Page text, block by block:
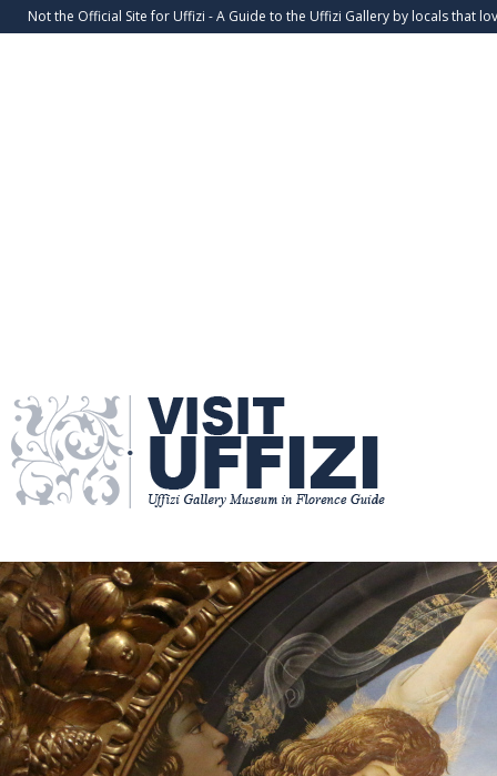
Not the Official Site for Uffizi - A Guide to the Uffizi Gallery by locals that